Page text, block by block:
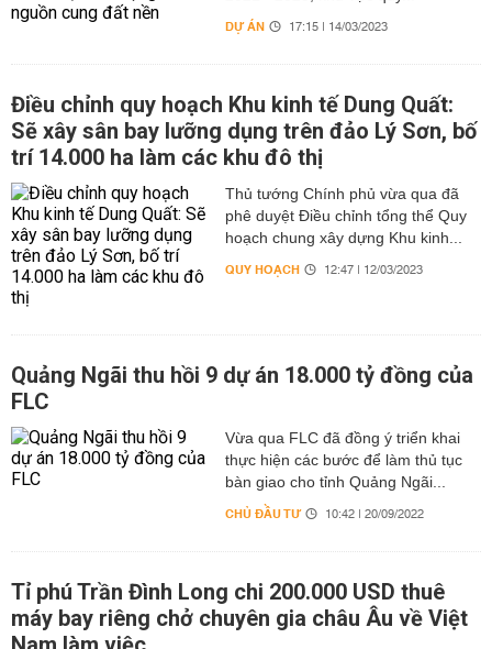
DỰ ÁN 17:15 | 14/03/2023
Điều chỉnh quy hoạch Khu kinh tế Dung Quất:
Sẽ xây sân bay lưỡng dụng trên đảo Lý Sơn, bố
trí 14.000 ha làm các khu đô thị
Thủ tướng Chính phủ vừa qua đã
phê duyệt Điều chỉnh tổng thể Quy
hoạch chung xây dựng Khu kinh...
QUY HOẠCH 12:47 | 12/03/2023
Quảng Ngãi thu hồi 9 dự án 18.000 tỷ đồng của
FLC
Vừa qua FLC đã đồng ý triển khai
thực hiện các bước để làm thủ tục
bàn giao cho tỉnh Quảng Ngãi...
CHỦ ĐẦU TƯ 10:42 | 20/09/2022
Tỉ phú Trần Đình Long chi 200.000 USD thuê
máy bay riêng chở chuyên gia châu Âu về Việt